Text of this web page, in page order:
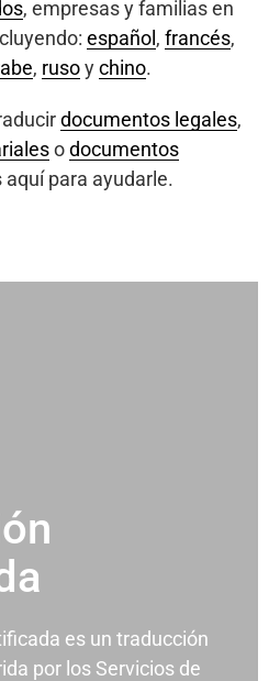
, empresas y familias en
español , francés,
, rusoychino.
documentos legales,
odocumentos
aquí para ayudarle.
es un traducción
por los Servicios de